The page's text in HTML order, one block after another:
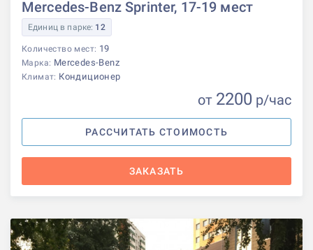
Mercedes-Benz Sprinter, 17-19 мест
Единиц в парке: 12
Количество мест: 19
Марка: Mercedes-Benz
Климат: Кондиционер
от 2200 р/час
РАССЧИТАТЬ СТОИМОСТЬ
ЗАКАЗАТЬ